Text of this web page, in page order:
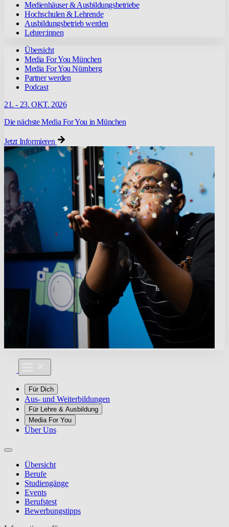
Medienhäuser & Ausbildungsbetriebe
Hochschulen & Lehrende
Ausbildungsbetrieb werden
Lehrer:innen
Übersicht
Media For You München
Media For You Nürnberg
Partner werden
Podcast
21. - 23. OKT. 2026
Die nächste Media For You in München
Jetzt Informieren
Für Dich
Aus- und Weiterbildungen
Für Lehre & Ausbildung
Media For You
Über Uns
Übersicht
Berufe
Studiengänge
Events
Berufstest
Bewerbungstipps